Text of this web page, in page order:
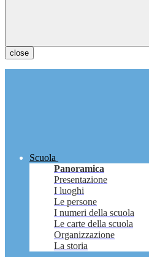
close
Scuola
Panoramica
Presentazione
I luoghi
Le persone
I numeri della scuola
Le carte della scuola
Organizzazione
La storia